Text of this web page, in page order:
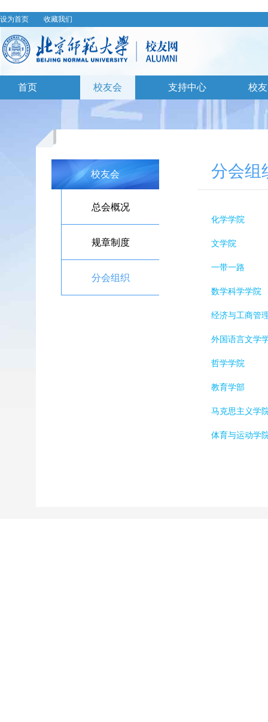
设为首页 收藏我们
首页 校友会 支持中心 校
校友会
总会概况
规章制度
分会组织
分会组
化学学院
文学院
一带一路
数学科学学院
经济与工商管
外国语言文学
哲学学院
教育学部
马克思主义学
体育与运动学